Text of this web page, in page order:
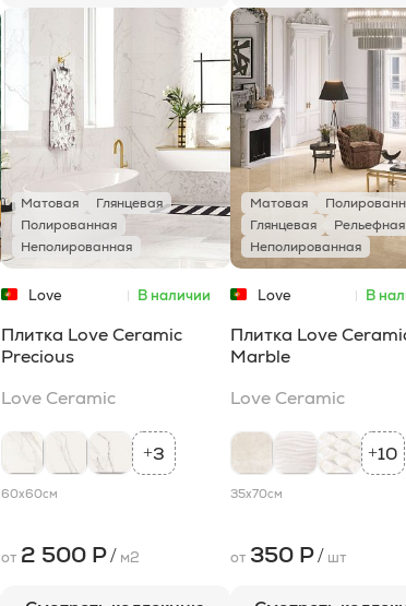
Матовая
Глянцевая
Полированная
Неполированная
Love В наличии
Плитка Love Ceramic
Precious
Love Ceramic
+3
60x60см
от 2 500 Р/ м2
Матовая
Глянцевая
Рельефная
Неполированная
Love В
Плитка Love
Marble
Love Ceramic
+10
35x70см
от 350 Р/ шт